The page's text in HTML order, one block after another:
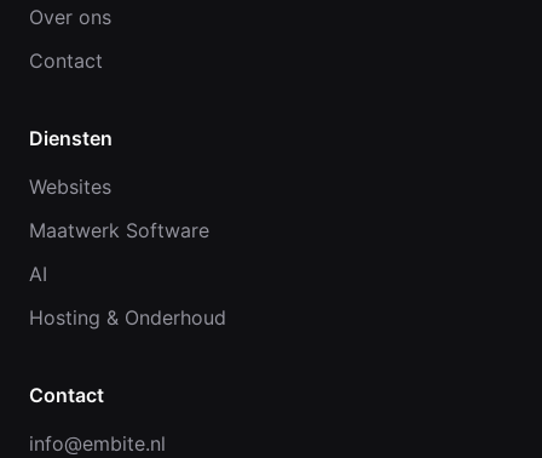
Over ons
Contact
Diensten
Websites
Maatwerk Software
AI
Hosting & Onderhoud
Contact
info@embite.nl